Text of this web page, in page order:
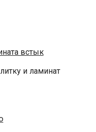
и ламинат